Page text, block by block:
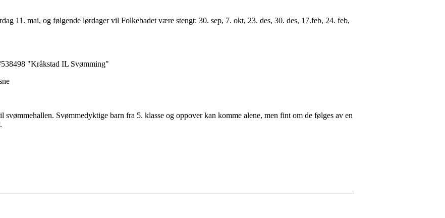
11. mai, og følgende lørdager vil Folkebadet være stengt: 30. sep, 7. okt, 23. des, 30. des, 17.feb, 24. feb,
"Kråkstad IL Svømming"
svømmehallen. Svømmedyktige barn fra 5. klasse og oppover kan komme alene, men fint om de følges av en